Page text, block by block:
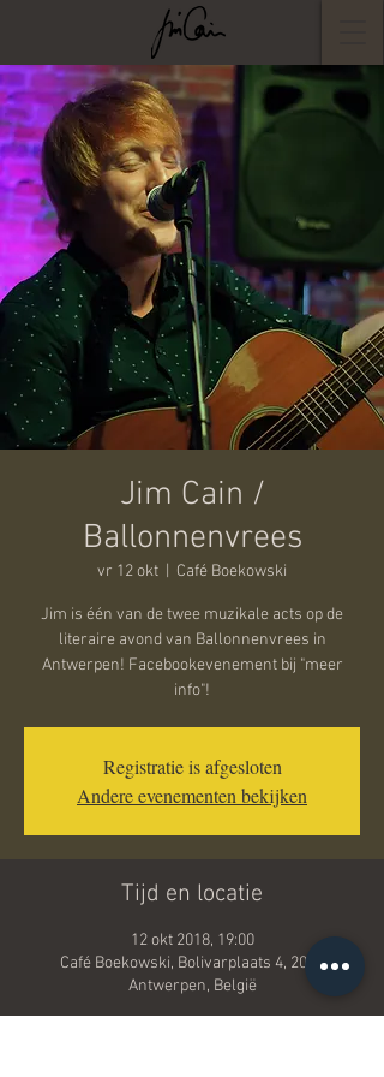
Jim Cain /
Ballonnenvrees
vr 12 okt Café Boekowski
Jim is één van de twee muzikale acts op de
literaire avond van Ballonnenvrees in
Antwerpen! Facebookevenement bij "meer
info"!
Registratie is afgesloten
Andere evenementen bekijken
Tijd en locatie
12 okt 2018, 19:00
Café Boekowski, Bolivarplaats 4, 2000
Antwerpen, België